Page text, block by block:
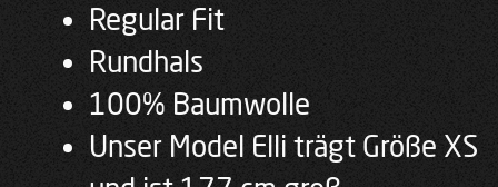
Regular Fit
Rundhals
100% Baumwolle
Unser Model Elli trägt Größe XS